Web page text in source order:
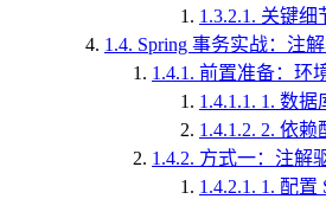
1.3.2.1. 关键细
1.4. Spring 事务实战：注
1.4.1. 前置准备：环
1.4.1.1. 1. 数据
1.4.1.2. 2. 依赖
1.4.2. 方式一：注解
1.4.2.1. 1. 配置